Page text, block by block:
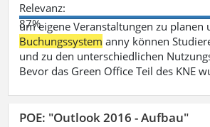
Relevanz:
87%
um eigene Veranstaltungen zu
Buchungssystem anny können
und zu den unterschiedlichen
Bevor das Green Office Teil des KNE
POE: "Outlook 2016 - Aufbau"